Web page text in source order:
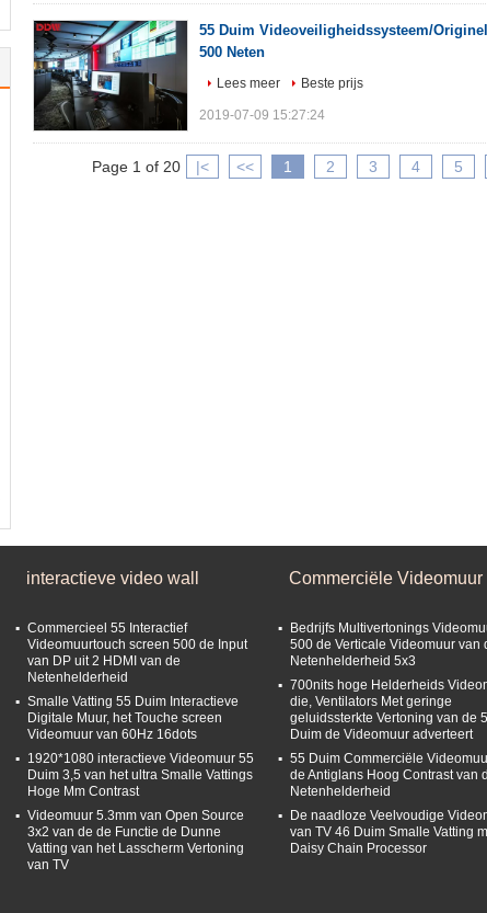
55 Duim Videoveiligheidssysteem/
500 Neten
Lees meer Beste prijs
2019-07-09 15:27:24
Page 1 of 20 |< << 1 2 3 4 5
interactieve video wall
Commercieel 55 Interactief
Videomuurtouch screen 500 de Input
van DP uit 2 HDMI van de
Netenhelderheid
Smalle Vatting 55 Duim Interactieve
Digitale Muur, het Touche screen
Videomuur van 60Hz 16dots
1920*1080 interactieve Videomuur 55
Duim 3,5 van het ultra Smalle Vattings
Hoge Mm Contrast
Videomuur 5.3mm van Open Source
3x2 van de de Functie de Dunne
Vatting van het Lasscherm Vertoning
van TV
Commerciële Videomuur
Bedrijfs Multivertonings
500 de Verticale Videomuur van
Netenhelderheid 5x3
700nits hoge Helderheids
die, Ventilators Met geringe
geluidssterkte Vertoning van de
Duim de Videomuur adverteert
55 Duim Commerciële
de Antiglans Hoog Contrast van
Netenhelderheid
De naadloze Veelvoudige
van TV 46 Duim Smalle Vatting
Daisy Chain Processor